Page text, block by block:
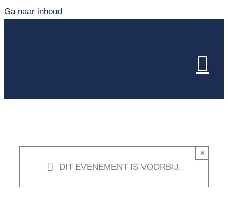
Ga naar inhoud
DIT EVENEMENT IS VOORBIJ.
×